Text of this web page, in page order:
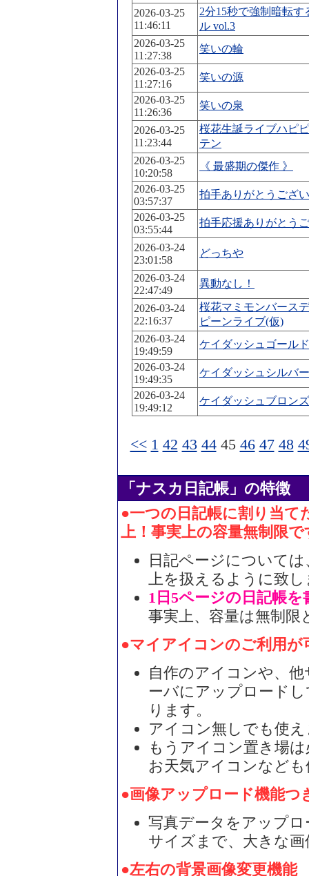
2026-03-25
11:46:11
2分15秒で強制暗転す
ル vol.3
2026-03-25
11:27:38
笑いの輪
2026-03-25
11:27:16
笑いの源
2026-03-25
11:26:36
笑いの泉
2026-03-25
11:23:44
桜花生誕ライブハピ
テン
2026-03-25
10:20:58
《 最盛期の傑作 》
2026-03-25
03:57:37
拍手ありがとうござ
2026-03-25
03:55:44
拍手応援ありがとう
2026-03-24
23:01:58
どっちや
2026-03-24
22:47:49
異動なし！
2026-03-24
22:16:37
桜花マミモンバース
ピーンライブ(仮)
2026-03-24
19:49:59
ケイダッシュゴール
2026-03-24
19:49:35
ケイダッシュシルバ
2026-03-24
19:49:12
ケイダッシュブロン
<< 1 42 43 4445 46 47 48
「ナスカ日記帳」の特徴
●一つの日記帳に割り当て
上！事実上の容量無制限で
日記ページについて
上を扱えるように致
1日5ページの日記帳
事実上、容量は無制
●マイアイコンのご利用が
自作のアイコンや、
ーバにアップロード
ります。
アイコン無しでも使
もうアイコン置き場
お天気アイコンなど
●画像アップロード機能つ
写真データをアップロ
サイズまで、大きな
●左右の背景画像変更機能